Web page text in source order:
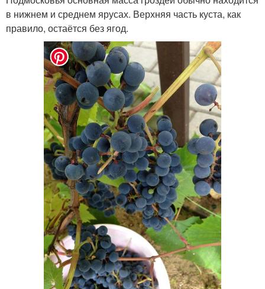
в нижнем и среднем ярусах. Верхняя часть куста, как
правило, остаётся без ягод.